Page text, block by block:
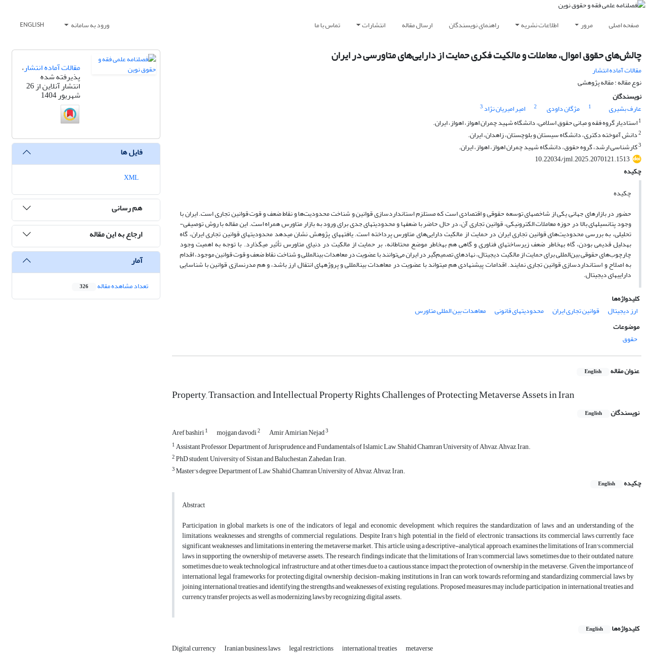
صفحه اصلی مرور اطلاعات نشریه راهنمای نویسندگان ارسال مقاله انتشارات تماس با ما ورود به سامانه ENGLISH
چالش‌های حقوق اموال، معاملات و مالکیت فکری حمایت از دارایی‌های متاورسی در ایران
مقالات آماده انتشار
نوع مقاله : مقاله پژوهشی
نویسندگان
عارف بشیری
1 مژگان داودی 2 امیر امیریان نژاد 3
1استادیار گروه فقه و مبانی حقوق اسلامی، دانشگاه شهید چمران اهواز، اهواز، ایران.
2دانش آموخته دکتری، دانشگاه سیستان و بلوچستان، زاهدان، ایران.
3کارشناسی ارشد، گروه حقوق، دانشگاه شهید چمران اهواز، اهواز، ایران.
10.22034/jml.2025.2070121.1513
چکیده
چکیده
حضور در بازارهای جهانی یکی از شاخص‎های توسعه حقوقی و اقتصادی است که مستلزم استانداردسازی قوانین و شناخت محدودیت‌ها و نقاط ضعف و قوت قوانین تجاری است. ایران با
وجود پتانسیل‎های بالا در حوزه معاملات الکترونیکی، قوانین تجاری آن، در حال حاضر با ضعف‎ها و محدودیت‎های جدی برای ورود به بازار متاورس همراه است. این مقاله با روش توصیفی-
تحلیلی، به بررسی محدودیت‌های قوانین تجاری ایران در حمایت از مالکیت دارایی‌های متاورس پرداخته است. یافته‎های پژوهش نشان می‎دهد محدودیت‎های قوانین تجاری ایران، گاه
به‎دلیل قدیمی بودن، گاه به‎خاطر ضعف زیرساخت‎های فناوری و گاهی هم به‎خاطر موضع محتاطانه، بر حمایت از مالکیت در دنیای متاورس تأثیر می‎گذارد. با توجه به اهمیت وجود
چارچوب‌های حقوقی بین‌المللی برای حمایت از مالکیت دیجیتال، نهادهای تصمیم‌گیر در ایران می‌توانند با عضویت در معاهدات بین‎المللی و شناخت نقاط ضعف و قوت قوانین موجود، اقدام
به اصلاح و استانداردسازی قوانین تجاری نمایند. اقدامات پیشنهادی هم می‎تواند با عضویت در معاهدات بین‎المللی و پروژه‎های انتقال ارز باشد، و هم مدرن‎سازی قوانین با شناسایی
دارایی‎های دیجیتال.
کلیدواژه‌ها
ارز دیجیتال
قوانین تجاری ایران محدودیت‎های قانونی
معاهدات بین ‎المللی متاورس
موضوعات
حقوق
عنوان مقاله English
Property, Transaction, and Intellectual Property Rights Challenges of Protecting Metaverse Assets in Iran
نویسندگان English
Aref bashiri1 mojgan davodi2 Amir Amirian Nejad3
1Assistant Professor, Department of Jurisprudence and Fundamentals of Islamic Law, Shahid Chamran University of Ahvaz, Ahvaz, Iran.
2PhD student, University of Sistan and Baluchestan, Zahedan, Iran.
3Master's degree, Department of Law, Shahid Chamran University of Ahvaz, Ahvaz, Iran.
چکیده
English
Abstract
Participation in global markets is one of the indicators of legal and economic development, which requires the standardization of laws and an understanding of the
limitations, weaknesses, and strengths of commercial regulations. Despite Iran's high potential in the field of electronic transactions, its commercial laws currently face
significant weaknesses and limitations in entering the metaverse market. This article, using a descriptive-analytical approach, examines the limitations of Iran's commercial
laws in supporting the ownership of metaverse assets. The research findings indicate that the limitations of Iran's commercial laws, sometimes due to their outdated nature,
sometimes due to weak technological infrastructure, and at other times due to a cautious stance, impact the protection of ownership in the metaverse. Given the importance of
international legal frameworks for protecting digital ownership, decision-making institutions in Iran can work towards reforming and standardizing commercial laws by
joining international treaties and identifying the strengths and weaknesses of existing regulations. Proposed measures may include participation in international treaties and
currency transfer projects, as well as modernizing laws by recognizing digital assets.
کلیدواژه‌ها English
Digital currency Iranian business laws legal restrictions international treaties metaverse
مقالات آماده انتشار،
پذیرفته شده
انتشار آنلاین از 26
شهریور 1404
فایل ها
هم رسانی
ارجاع به این مقاله
آمار
تعداد مشاهده مقاله 326